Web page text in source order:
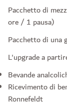
Pacchetto di
ore / 1 pausa)
Pacchetto di una
L'upgrade a
Bevande
Ricevimento di
Ronnefeldt